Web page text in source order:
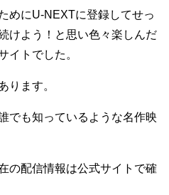
めにU-NEXTに登録してせっ
けよう！と思い色々楽しんだ
イトでした。
ります。
でも知っているような名作映
の配信情報は公式サイトで確